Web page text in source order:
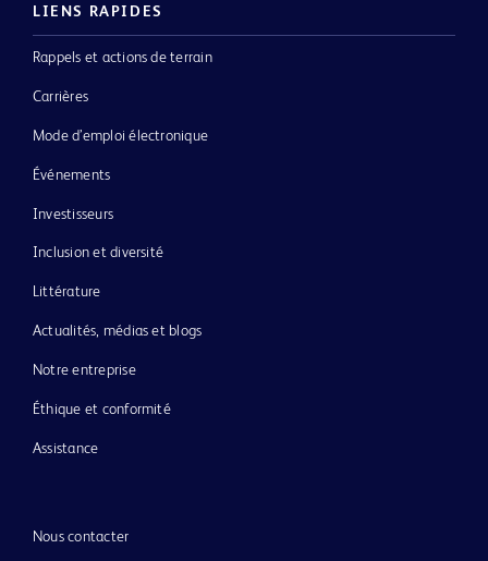
LIENS RAPIDES
Rappels et actions de terrain
Carrières
Mode d’emploi électronique
Événements
Investisseurs
Inclusion et diversité
Littérature
Actualités, médias et blogs
Notre entreprise
Éthique et conformité
Assistance
Nous contacter